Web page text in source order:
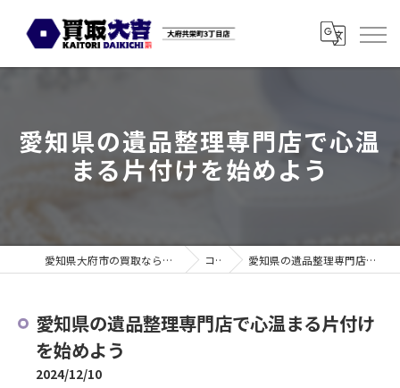
愛知県の遺品整理専門店で心温
まる片付けを始めよう
愛知県大府市の買取なら買取大吉 大府共栄町3丁目店 コラム 愛知県の遺品整理専門店で心温まる片付けを始めよう
愛知県の遺品整理専門店で心温まる片付け
を始めよう
2024/12/10